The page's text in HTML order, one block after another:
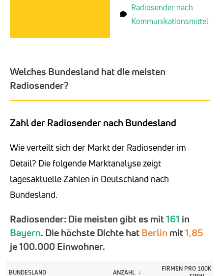
Radiosender nach
Kommunikationsmittel
Welches Bundesland hat die meisten
Radiosender?
Zahl der Radiosender nach Bundesland
Wie verteilt sich der Markt der Radiosender im
Detail? Die folgende Marktanalyse zeigt
tagesaktuelle Zahlen in Deutschland nach
Bundesland.
Radiosender: Die meisten gibt es mit161 in
Bayern. Die höchste Dichte hatBerlin mit1,85
je 100.000 Einwohner.
BUNDESLAND ANZAHL ↓
FIRMEN PRO 100K